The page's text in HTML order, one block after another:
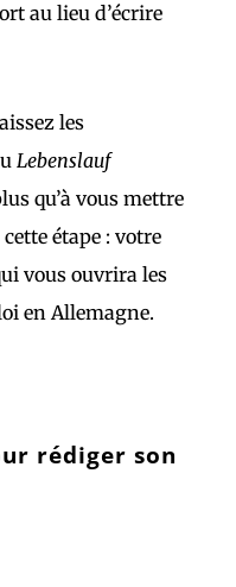
au lieu d’écrire
les
Lebenslauf
qu’à vous mettre
étape : votre
vous ouvrira les
en Allemagne.
rédiger son